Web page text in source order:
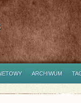
ARCHIWUM